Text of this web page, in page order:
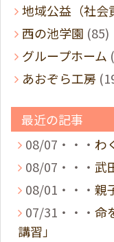
地域公益（社会
西の池学園 (85)
グループホーム
あおぞら工房
最近の記事
08/07・・・ わ
08/07・・・ 武
08/01・・・ 親
07/31・・・ 命
講習」